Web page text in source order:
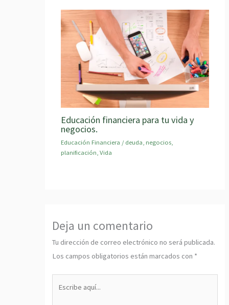
Educación financiera para tu vida y
negocios.
Educación Financiera / deuda negocios
planificación ,Vida
Deja un comentario
Tu dirección de correo electrónico no será publicada.
Los campos obligatorios están marcados con *